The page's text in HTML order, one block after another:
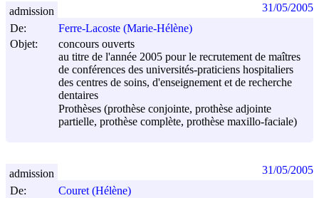
De:
Ferre-Lacoste (Marie-Hélène)
Objet:
concours ouverts
au titre de l'année 2005 pour le recrutement de maîtres
de conférences des universités-praticiens hospitaliers
des centres de soins, d'enseignement et de recherche
dentaires
Prothèses (prothèse conjointe, prothèse adjointe
partielle, prothèse complète, prothèse maxillo-faciale)
admission 31/05/2005
De:
Couret (Hélène)
admission 31/05/2005